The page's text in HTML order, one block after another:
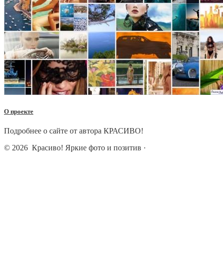
О проекте
Подробнее о сайте от автора КРАСИВО!
© 2026 Красиво! Яркие фото и позитив ·